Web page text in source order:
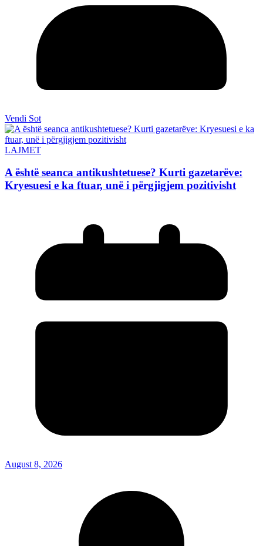
Vendi Sot
LAJMET
A është seanca antikushtetuese? Kurti gazetarëve:
Kryesuesi e ka ftuar, unë i përgjigjem pozitivisht
August 8, 2026